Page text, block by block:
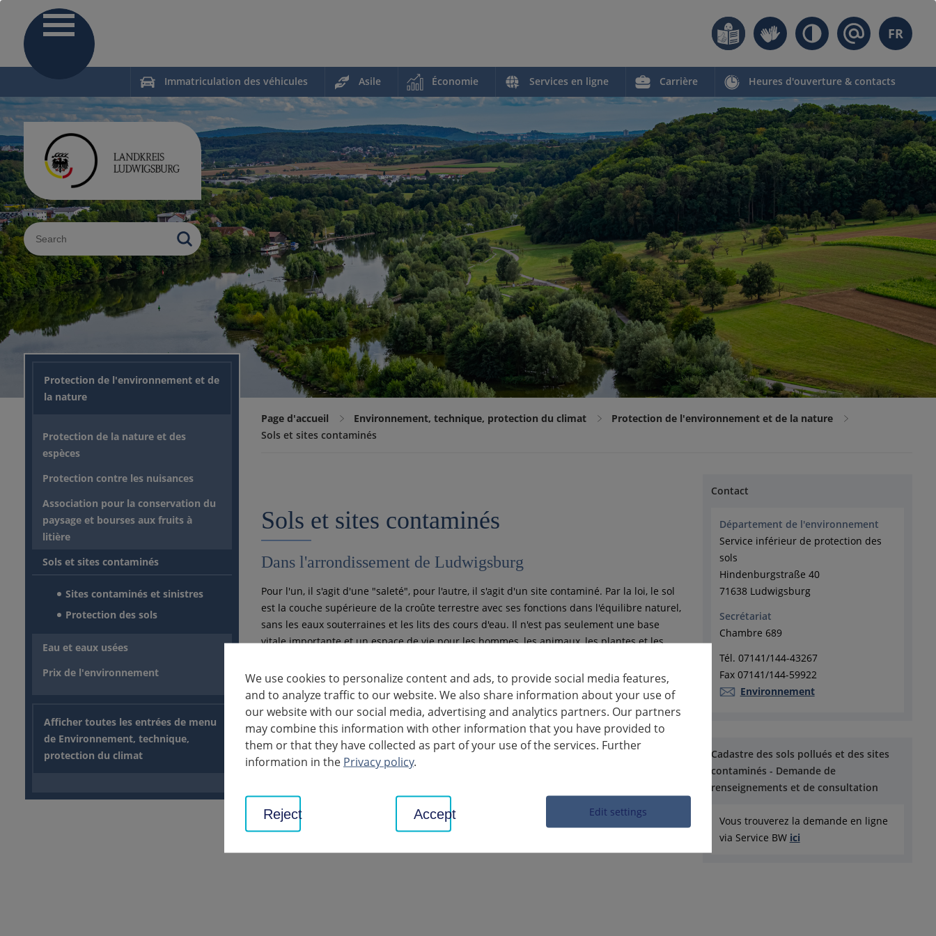
FR
Immatriculation des véhicules Asile Économie Services en ligne Carrière Heures d'ouverture & contacts
Sucheingabe
Protection de l'environnement et de
la nature
Protection de la nature et des
espèces
Protection contre les nuisances
Association pour la conservation du
paysage et bourses aux fruits à
litière
Sols et sites contaminés
Sites contaminés et sinistres
Protection des sols
Eau et eaux usées
Prix de l'environnement
Afficher toutes les entrées de menu
de Environnement, technique,
protection du climat
Page d'accueil Environnement, technique, protection du climat
Protection de l'environnement et de la nature
Sols et sites contaminés
Sols et sites contaminés
Dans l'arrondissement de Ludwigsburg
Pour l'un, il s'agit d'une "saleté", pour l'autre, il s'agit d'un site contaminé. Par la loi, le sol
est la couche supérieure de la croûte terrestre avec ses fonctions dans l'équilibre naturel,
sans les eaux souterraines et les lits des cours d'eau. Il n'est pas seulement une base
vitale importante et un espace de vie pour les hommes, les animaux, les plantes et les
gisement de matières premières, surface pour l'habitat et les loisirs et enfin comme
surface d'élimination pour les déchets produits.
Sites contaminés et sinistres
Protection des sols
Contact
Département de l'environnement
Service inférieur de protection des
sols
Hindenburgstraße 40
71638 Ludwigsburg
Secrétariat
Chambre 689
Tél. 07141/144-43267
Fax 07141/144-59922
Environnement
Cadastre des sols pollués et des sites
contaminés - Demande de
renseignements et de consultation
Vous trouverez la demande en ligne
via Service BW ici
We use cookies to personalize content and ads, to provide social media features,
and to analyze traffic to our website. We also share information about your use of
our website with our social media, advertising and analytics partners. Our partners
may combine this information with other information that you have provided to
them or that they have collected as part of your use of the services. Further
information in the Privacy policy.
Edit settings
Reject Accept